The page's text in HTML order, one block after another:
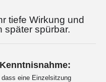
tiefe Wirkung und
später spürbar.
eine Einzelsitzung